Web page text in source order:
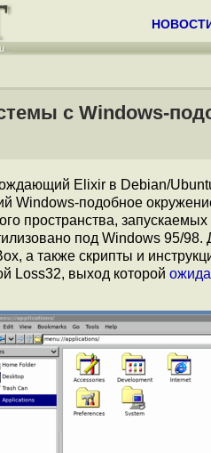
с Windows-
Elixir в Debian/
Windows-подобное
пространства,
под Windows 95/98.
а также скрипты и
Loss32, выход которой